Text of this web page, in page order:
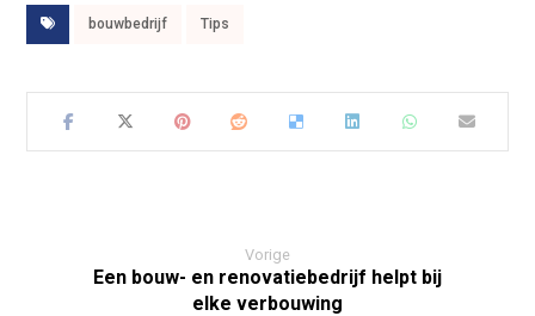
bouwbedrijf Tips
Vorige
Een bouw- en renovatiebedrijf helpt bij
elke verbouwing